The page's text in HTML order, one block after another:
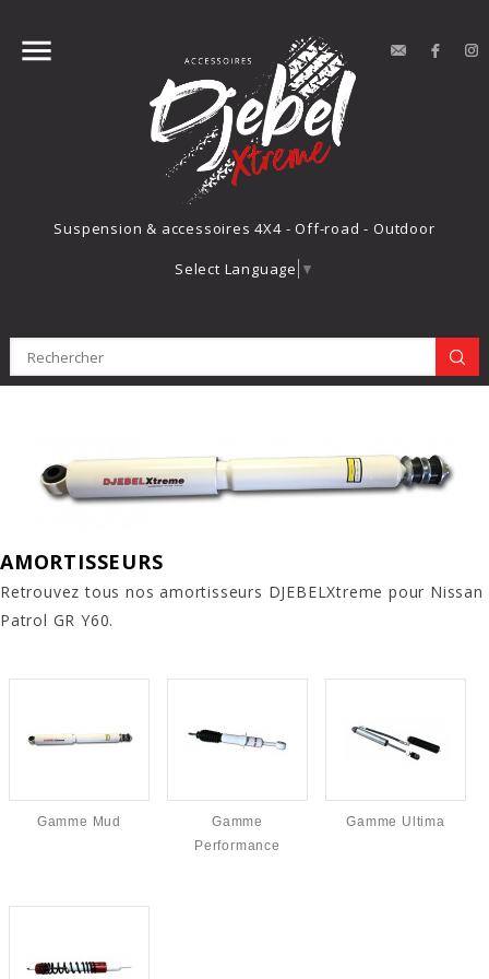
 
Suspension & accessoires 4X4 - Off-road - Outdoor
contact
Select Language ▼
AMORTISSEURS
Retrouvez tous nos amortisseurs DJEBELXtreme pour Nissan
Patrol GR Y60.
Gamme Mud
Gamme
Performance
Gamme Ultima